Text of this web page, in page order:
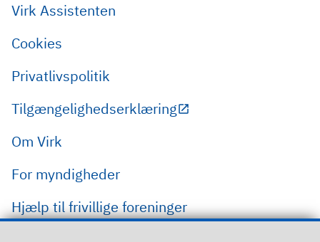
Virk Assistenten
Cookies
Privatlivspolitik
Tilgængelighedserklæring
Om Virk
For myndigheder
Hjælp til frivillige foreninger